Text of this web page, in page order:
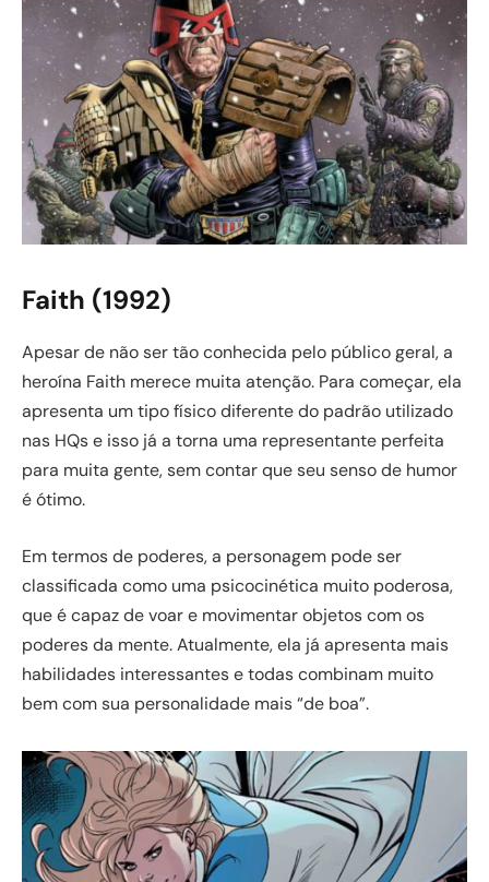
Faith (1992)
Apesar de não ser tão conhecida pelo público geral, a
heroína Faith merece muita atenção. Para começar, ela
apresenta um tipo físico diferente do padrão utilizado
nas HQs e isso já a torna uma representante perfeita
para muita gente, sem contar que seu senso de humor
é ótimo.
Em termos de poderes, a personagem pode ser
classificada como uma psicocinética muito poderosa,
que é capaz de voar e movimentar objetos com os
poderes da mente. Atualmente, ela já apresenta mais
habilidades interessantes e todas combinam muito
bem com sua personalidade mais “de boa”.